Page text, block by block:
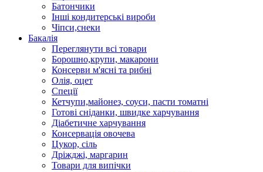
Батончики
Інші кондитерські вироби
Чіпси,снеки
Бакалія
Переглянути всі товари
Борошно,крупи, макарони
Консерви м'ясні та рибні
Олія, оцет
Спеції
Кетчупи,майонез, соуси, пасти томатні
Готові сніданки, швидке харчування
Діабетичне харчування
Консервація овочева
Цукор, сіль
Дріжджі, маргарин
Товари для випічки